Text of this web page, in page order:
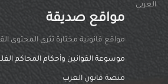
العربي
مواقع صديقة
مواقغ قانونية مختارة تثري المحتوى
موسوعة القوانين وأحكام المحاكم
منصة قانون العرب